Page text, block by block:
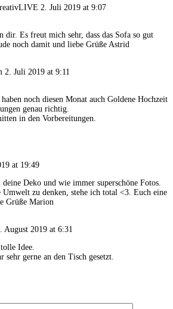
2. Juli 2019 at 9:07
dir. Es freut mich sehr, dass das Sofa so gut
noch damit und liebe Grüße Astrid
2. Juli 2019 at 9:11
noch diesen Monat auch Goldene Hochzeit
genau richtig.
in den Vorbereitungen.
at 19:49
Deko und wie immer superschöne Fotos.
Umwelt zu denken, stehe ich total <3. Euch eine
Grüße Marion
August 2019 at 6:31
Idee.
sehr gerne an den Tisch gesetzt.